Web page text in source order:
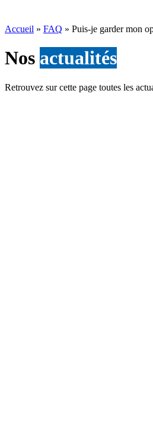
Accueil » FAQ » Puis-je garder mon
Nos actualités
Retrouvez sur cette page toutes les